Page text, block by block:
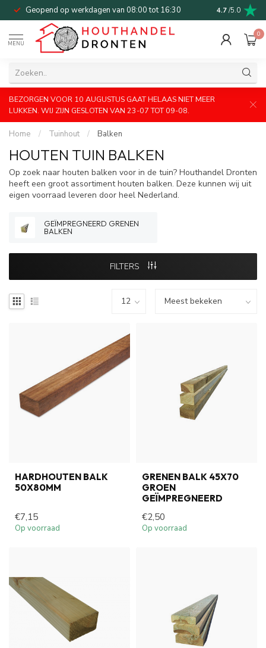
Geopend op werkdagen van 08:00 tot 16:30 Bel of mail
4.7 /5.0
MENU
0
BEZORGEN VOOR 10 AUGUSTUS GAAT HELAAS NIET MEER
LUKKEN. WIJ ZIJN GESLOTEN VAN 23-07 TOT 09-08.
Home / Tuinhout / Balken
HOUTEN TUIN BALKEN
Op zoek naar houten balken voor in de tuin? Houthandel Dronten
heeft een groot assortiment houten balken. Deze kunnen wij uit
eigen voorraad leveren door heel Nederland.
GEÏMPREGNEERD GRENEN
BALKEN
FILTERS
HARDHOUTEN BALK
50X80MM
€7,15
Op voorraad
GRENEN BALK 45X70
GROEN
GEÏMPREGNEERD
€2,50
Op voorraad